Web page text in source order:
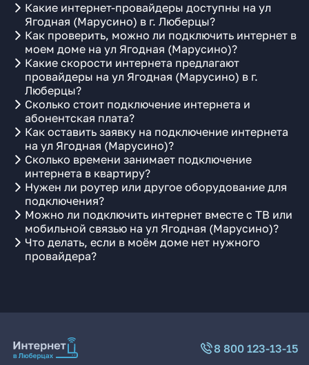
Какие интернет-провайдеры доступны на ул
Ягодная (Марусино) в г. Люберцы?
Как проверить, можно ли подключить интернет в
моем доме на ул Ягодная (Марусино)?
Какие скорости интернета предлагают
провайдеры на ул Ягодная (Марусино) в г.
Люберцы?
Сколько стоит подключение интернета и
абонентская плата?
Как оставить заявку на подключение интернета
на ул Ягодная (Марусино)?
Сколько времени занимает подключение
интернета в квартиру?
Нужен ли роутер или другое оборудование для
подключения?
Можно ли подключить интернет вместе с ТВ или
мобильной связью на ул Ягодная (Марусино)?
Что делать, если в моём доме нет нужного
провайдера?
8 800 123-13-15